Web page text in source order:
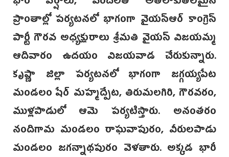
ప్రాంతాల్లో పర్యటనలో భాగంగా వైయస్ఆర్ కాంగ్రె‌స్
పార్టీ గౌరవ అధ్యక్షురాలు‌ శ్రీమతి వైయస్ విజయమ్మ
ఆదివారం ఉదయం విజయవాడ చేరుకున్నారు.
కృష్ణా జిల్లా పర్యటనలో భాగంగా జగ్గయ్యపేట
మండలం షే‌ర్ మహ్మ‌ద్పేట, తిరుమలగిరి, గౌర‌వరం,
ముళ్లపాడులో ఆమె పర్యటిస్తారు. అనంతరం
నందిగామ మండలం రాఘవాపురం, వీరులపాడు
మండలం జగన్నాథపురం వెళతారు. అక్కడ భారీ